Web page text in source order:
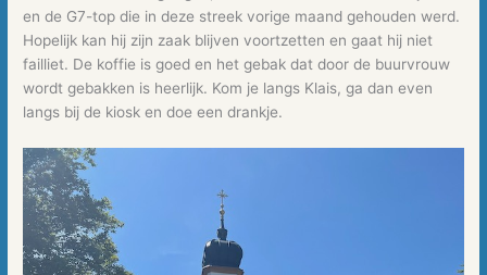
en de G7-top die in deze streek vorige maand gehouden werd.
Hopelijk kan hij zijn zaak blijven voortzetten en gaat hij niet
failliet. De koffie is goed en het gebak dat door de buurvrouw
wordt gebakken is heerlijk. Kom je langs Klais, ga dan even
langs bij de kiosk en doe een drankje.